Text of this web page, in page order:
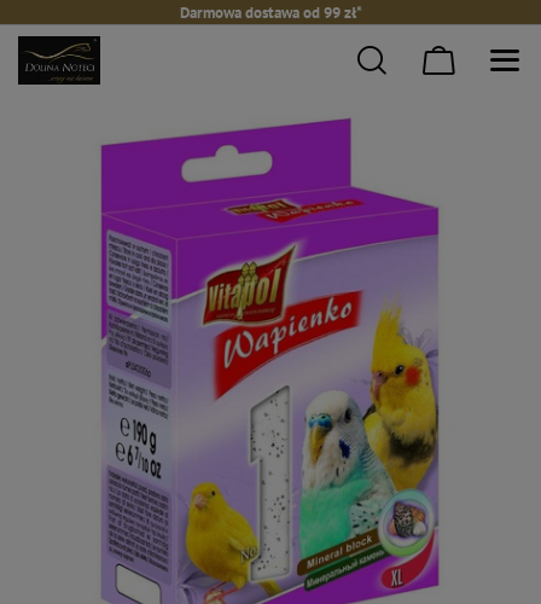
Darmowa dostawa od 99 zł*